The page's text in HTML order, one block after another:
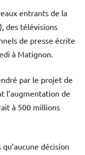
entrants de la
des télévisions
de presse écrite
à Matignon.
par le projet de
l’augmentation de
à 500 millions
décision